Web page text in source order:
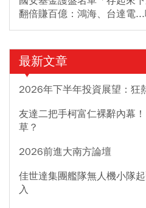
翻倍賺百億：鴻海、台達電
最新文章
2026年下半年投資展望：狂
友達二把手柯富仁裸辭內幕
草？
2026前進大南方論壇
佳世達集團艦隊無人機小隊
入